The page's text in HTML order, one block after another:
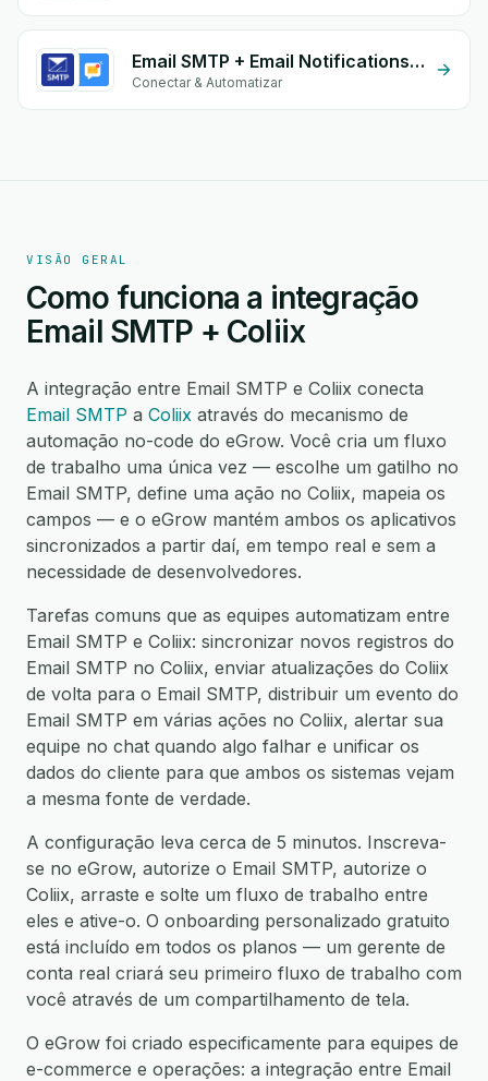
Email SMTP + Email Notifications by eGrow
Conectar & Automatizar
VISÃO GERAL
Como funciona a integração
Email SMTP + Coliix
A integração entre Email SMTP e Coliix conecta
Email SMTP a Coliix através do mecanismo de
automação no-code do eGrow. Você cria um fluxo
de trabalho uma única vez — escolhe um gatilho no
Email SMTP, define uma ação no Coliix, mapeia os
campos — e o eGrow mantém ambos os aplicativos
sincronizados a partir daí, em tempo real e sem a
necessidade de desenvolvedores.
Tarefas comuns que as equipes automatizam entre
Email SMTP e Coliix: sincronizar novos registros do
Email SMTP no Coliix, enviar atualizações do Coliix
de volta para o Email SMTP, distribuir um evento do
Email SMTP em várias ações no Coliix, alertar sua
equipe no chat quando algo falhar e unificar os
dados do cliente para que ambos os sistemas vejam
a mesma fonte de verdade.
A configuração leva cerca de 5 minutos. Inscreva-
se no eGrow, autorize o Email SMTP, autorize o
Coliix, arraste e solte um fluxo de trabalho entre
eles e ative-o. O onboarding personalizado gratuito
está incluído em todos os planos — um gerente de
conta real criará seu primeiro fluxo de trabalho com
você através de um compartilhamento de tela.
O eGrow foi criado especificamente para equipes de
e-commerce e operações: a integração entre Email